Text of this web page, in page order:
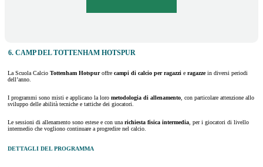
6. CAMP DEL TOTTENHAM HOTSPUR
La Scuola Calcio Tottenham Hotspuroffre campi di calcio per ragazzi e ragazzein diversi periodi
dell’anno.
I programmi sono misti e applicano la loro metodologia di allenamento , con particolare attenzione allo
sviluppo delle abilità tecniche e tattiche dei giocatori.
Le sessioni di allenamento sono estese e con una richiesta fisica intermedia , per i giocatori di livello
intermedio che vogliono continuare a progredire nel calcio.
DETTAGLI DEL PROGRAMMA